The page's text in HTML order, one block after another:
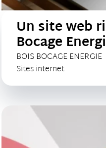
Un site web
Bocage
CLIENT :
BOIS BOCAGE ENERGIE
Catégorie de création :
Sites internet